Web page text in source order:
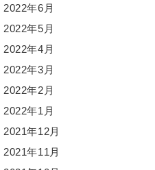
2022年6月
2022年5月
2022年4月
2022年3月
2022年2月
2022年1月
2021年12月
2021年11月